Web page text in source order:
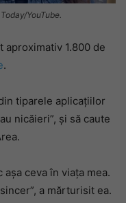
YouTube.
aproximativ 1.800 de
.
tiparele aplicațiilor
nicăieri”, și să caute
ceva în viața mea.
a mărturisit ea.